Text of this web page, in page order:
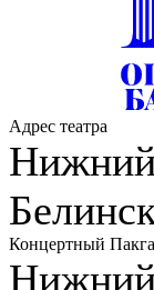
Адрес театра
Концертный